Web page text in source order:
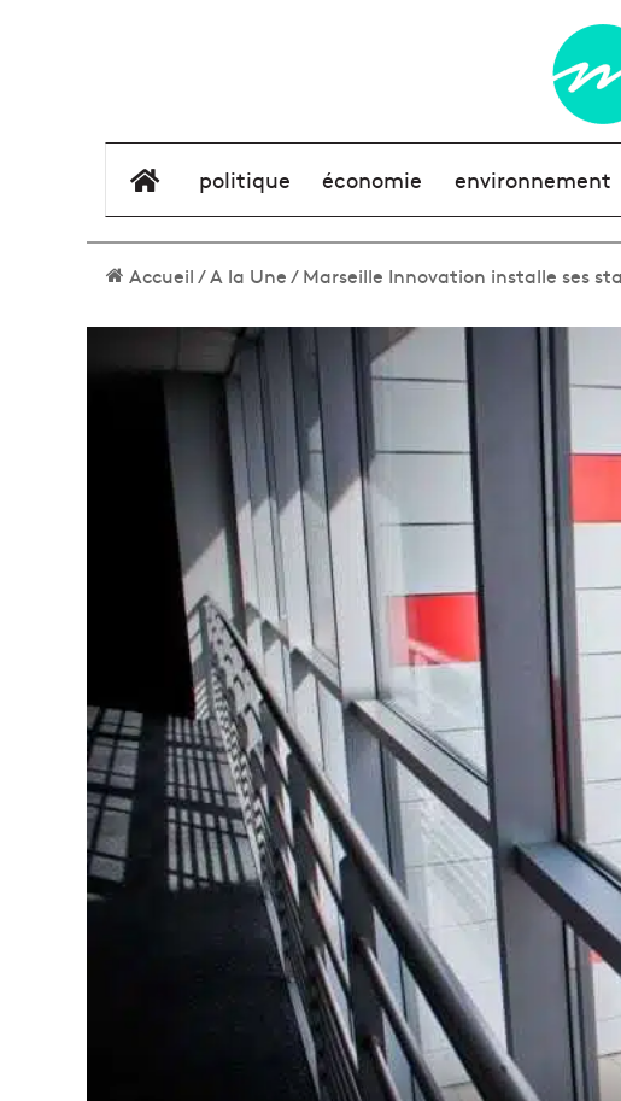
élément de menu
politique économie environnement
Accueil/A la Une/Marseille Innovation installe ses